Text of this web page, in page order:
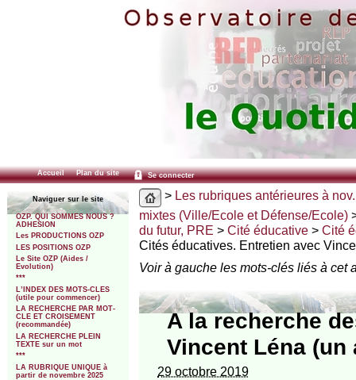
Accueil Plan du site Se connecter
Naviguer sur le site
OZP. QUI SOMMES NOUS ?
ADHESION
Les PRODUCTIONS OZP
LES POSITIONS OZP
Le Site OZP (Aides /
Evolution)
***
L’INDEX DES MOTS-CLES
(utile pour commencer)
LA RECHERCHE PAR MOT-
CLE ET CROISEMENT
(recommandée)
LA RECHERCHE PLEIN
TEXTE sur un mot
***
LA RUBRIQUE UNIQUE à
partir de novembre 2025
> Les rubriques antérieures à
mixtes (Ville/Ecole et Défense/Ecole)
du futur, PRE > Cité éducative> Cité
Cités éducatives. Entretien avec
Voir à gauche les mots-clés liés à cet
A la recherche
Vincent Léna
29 octobre 2019